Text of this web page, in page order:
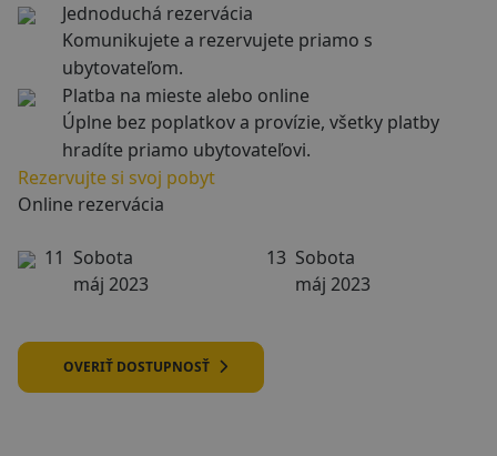
Jednoduchá rezervácia
Komunikujete a rezervujete priamo s
ubytovateľom.
Platba na mieste alebo online
Úplne bez poplatkov a provízie, všetky platby
hradíte priamo ubytovateľovi.
Rezervujte si svoj pobyt
Online rezervácia
11 Sobota
máj 2023
13 Sobota
máj 2023
OVERIŤ DOSTUPNOSŤ